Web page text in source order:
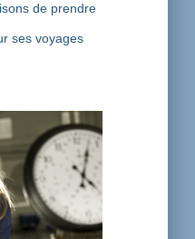
de prendre
ses voyages